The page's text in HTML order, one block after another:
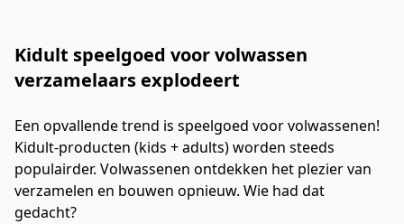
Kidult speelgoed voor volwassen
verzamelaars explodeert
Een opvallende trend is speelgoed voor volwassenen!
Kidult-producten (kids + adults) worden steeds
populairder. Volwassenen ontdekken het plezier van
verzamelen en bouwen opnieuw. Wie had dat
gedacht?